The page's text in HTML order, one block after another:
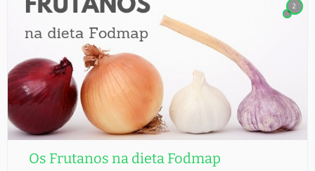
2
Os Frutanos na dieta Fodmap